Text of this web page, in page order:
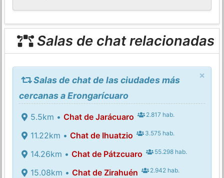
Salas de chat relacionadas
×
Salas de chat de las ciudades más
cercanas a Erongarícuaro
5.5km • Chat de Jarácuaro 2.817 hab.
11.22km • Chat de Ihuatzio 3.575 hab.
14.26km • Chat de Pátzcuaro 55.298 hab.
15.08km • Chat de Zirahuén 2.942 hab.